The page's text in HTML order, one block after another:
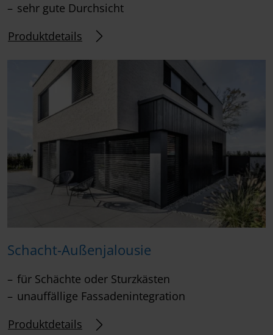
sehr gute Durchsicht
Produktdetails
Schacht-Außenjalousie
für Schächte oder Sturzkästen
unauffällige Fassadenintegration
Produktdetails